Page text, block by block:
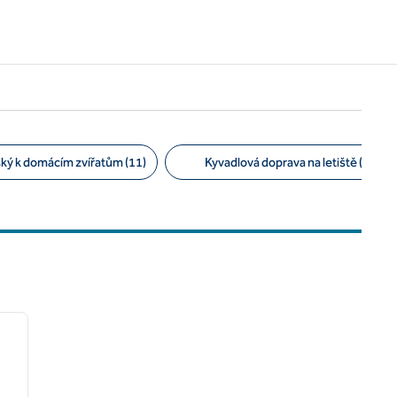
k domácím zvířatům (11) Kyvadlová doprava na letiště (2)
další obrázek